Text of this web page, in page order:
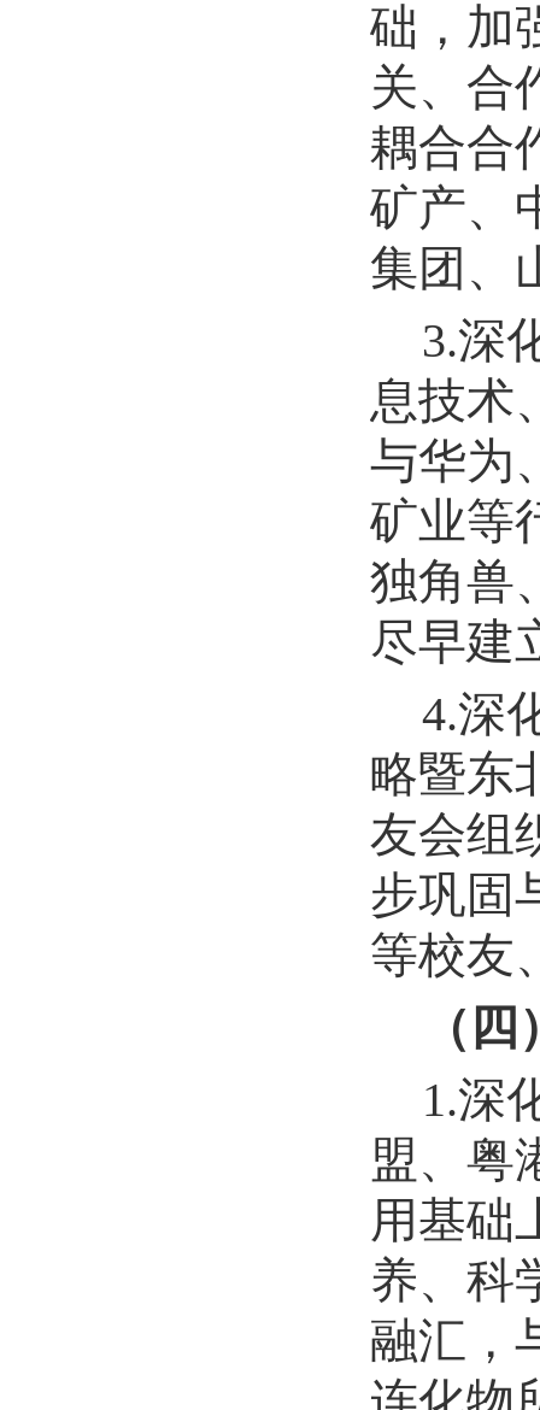
础，加
关、合
耦合合
矿产、
集团、
3.深
息技术
与华为
矿业等
独角兽
尽早建
4.深
略暨东
友会组
步巩固
等校友
（
1.深
盟、粤
用基础
养、科
融汇，